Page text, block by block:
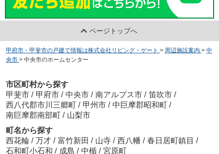
ページトップへ
甲府市・甲斐市の戸建て情報は株式会社リビング・ゲート > 周辺施設案内 > 中
央市 > 中央市のホームセンター
市区町村から探す
甲斐市 / 甲府市 / 中央市 / 南アルプス市 / 笛吹市 /
西八代郡市川三郷町 / 甲州市 / 中巨摩郡昭和町 /
南巨摩郡南部町 / 山梨市
町名から探す
西花輪 / 万才 / 富竹新田 / 山寺 / 西八幡 / 春日居町鎮目 /
石和町小石和 / 成島 / 中楯 / 宮原町